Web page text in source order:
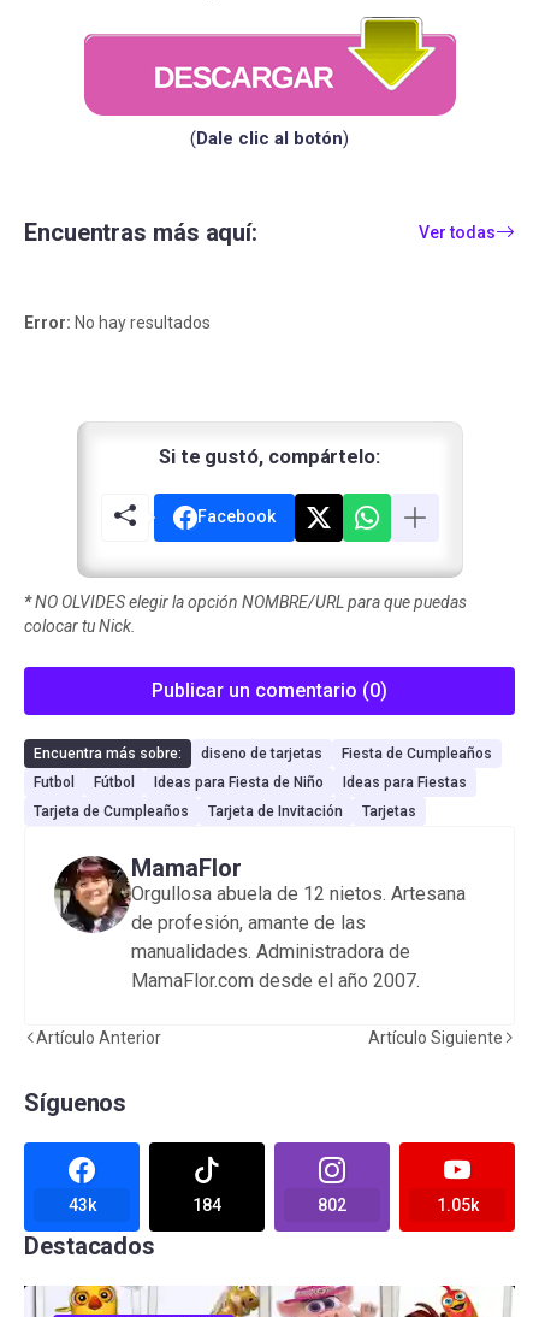
(Dale clic al botón)
Encuentras más aquí: Ver todas
Error: No hay resultados
Si te gustó, compártelo:
Facebook
*NO OLVIDES elegir la opción NOMBRE/URL para que puedas
colocar tu Nick.
Publicar un comentario (0)
Encuentra más sobre: diseno de tarjetas
Fiesta de Cumpleaños
Futbol
Fútbol Ideas para Fiesta de Niño
Ideas para Fiestas
Tarjeta de Cumpleaños
Tarjeta de Invitación Tarjetas
MamaFlor
Orgullosa abuela de 12 nietos. Artesana
de profesión, amante de las
manualidades. Administradora de
MamaFlor.com desde el año 2007.
Artículo Anterior Artículo Siguiente
Síguenos
43k 184 802 1.05k
Destacados